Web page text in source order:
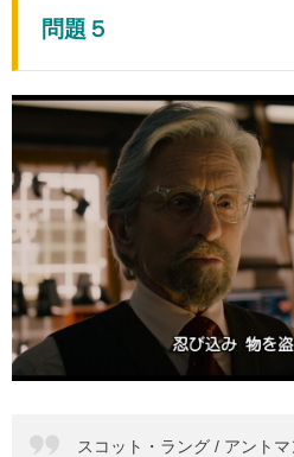
問題５
スコット・ラング / アントマ